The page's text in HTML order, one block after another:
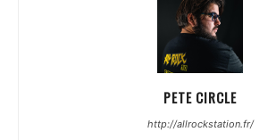
PETE CIRCLE
http://allrockstation.fr/